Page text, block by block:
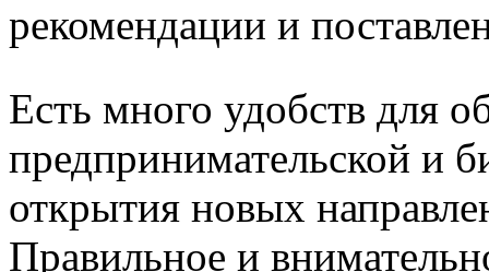
рекомендации и
Есть много удобств для
предпринимательской и
открытия новых
Правильное и